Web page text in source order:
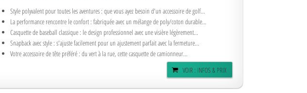
Style polyvalent pour toutes les aventures : que vous ayez besoin d'un accessoire de golf...
La performance rencontre le confort : fabriquée avec un mélange de poly/coton durable...
Casquette de baseball classique : le design professionnel avec une visière légèrement...
Snapback avec style : s'ajuste facilement pour un ajustement parfait avec la fermeture...
Votre accessoire de tête préféré : du vert à la rue, cette casquette de camionneur...
VOIR : INFOS & PRIX